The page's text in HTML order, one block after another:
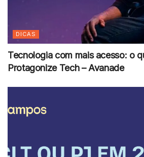
DICAS
Tecnologia com mais acesso: o
Protagonize Tech – Avanade